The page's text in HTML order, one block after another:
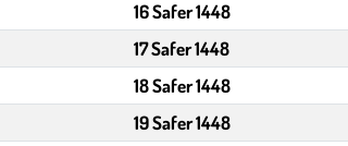
16 Safer 1448
17 Safer 1448
18 Safer 1448
19 Safer 1448